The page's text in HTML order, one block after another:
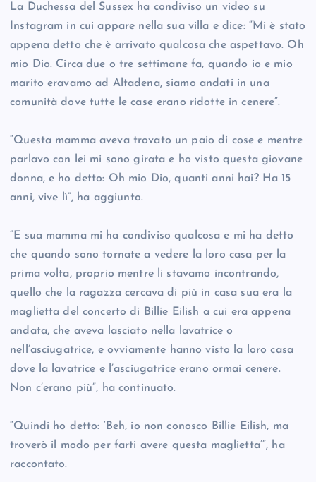
La Duchessa del Sussex ha condiviso un video su
Instagram in cui appare nella sua villa e dice: “Mi è stato
appena detto che è arrivato qualcosa che aspettavo. Oh
mio Dio. Circa due o tre settimane fa, quando io e mio
marito eravamo ad Altadena, siamo andati in una
comunità dove tutte le case erano ridotte in cenere”.
“Questa mamma aveva trovato un paio di cose e mentre
parlavo con lei mi sono girata e ho visto questa giovane
donna, e ho detto: Oh mio Dio, quanti anni hai? Ha 15
anni, vive lì”, ha aggiunto.
“E sua mamma mi ha condiviso qualcosa e mi ha detto
che quando sono tornate a vedere la loro casa per la
prima volta, proprio mentre li stavamo incontrando,
quello che la ragazza cercava di più in casa sua era la
maglietta del concerto di Billie Eilish a cui era appena
andata, che aveva lasciato nella lavatrice o
nell’asciugatrice, e ovviamente hanno visto la loro casa
dove la lavatrice e l’asciugatrice erano ormai cenere.
Non c’erano più”, ha continuato.
“Quindi ho detto: ‘Beh, io non conosco Billie Eilish, ma
troverò il modo per farti avere questa maglietta’”, ha
raccontato.